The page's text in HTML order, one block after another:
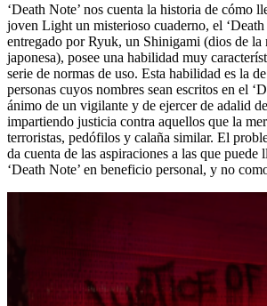
‘Death Note’ nos cuenta la historia de cómo
joven Light un misterioso cuaderno, el ‘Death
entregado por Ryuk, un Shinigami (dios de la
japonesa), posee una habilidad muy
serie de normas de uso. Esta habilidad es la
personas cuyos nombres sean escritos en el
ánimo de un vigilante y de ejercer de adalid
impartiendo justicia contra aquellos que la
terroristas, pedófilos y calaña similar. El
da cuenta de las aspiraciones a las que puede
‘Death Note’ en beneficio personal, y no